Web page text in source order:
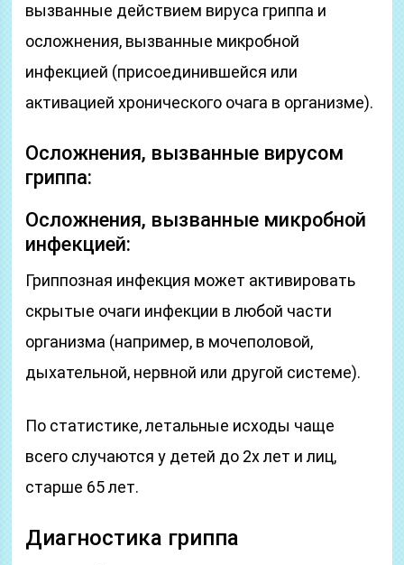
вызванные действием вируса гриппа и
осложнения, вызванные микробной
инфекцией (присоединившейся или
активацией хронического очага в организме).
Осложнения, вызванные вирусом
гриппа:
Осложнения, вызванные микробной
инфекцией:
Гриппозная инфекция может активировать
скрытые очаги инфекции в любой части
организма (например, в мочеполовой,
дыхательной, нервной или другой системе).
По статистике, летальные исходы чаще
всего случаются у детей до 2х лет и лиц,
старше 65 лет.
Диагностика гриппа